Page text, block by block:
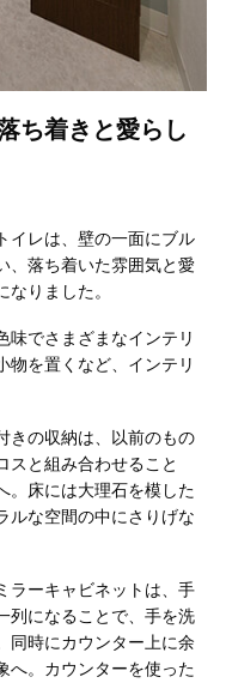
ち着きと愛らし
イレは、壁の一面にブル
、落ち着いた雰囲気と愛
なりました。
味でさまざまなインテリ
物を置くなど、インテリ
きの収納は、以前のもの
スと組み合わせること
。床には大理石を模した
ルな空間の中にさりげな
ラーキャビネットは、手
列になることで、手を洗
同時にカウンター上に余
へ。カウンターを使った